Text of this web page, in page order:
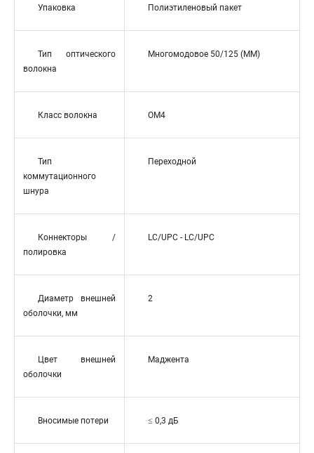
Упаковка Полиэтиленовый пакет
Тип оптического
волокна
Многомодовое 50/125 (MM)
Класс волокна OM4
Тип
коммутационного
шнура
Переходной
Коннекторы /
полировка
LC/UPC - LC/UPC
Диаметр внешней
оболочки, мм
2
Цвет внешней
оболочки
Маджента
Вносимые потери ≤ 0,3 дБ